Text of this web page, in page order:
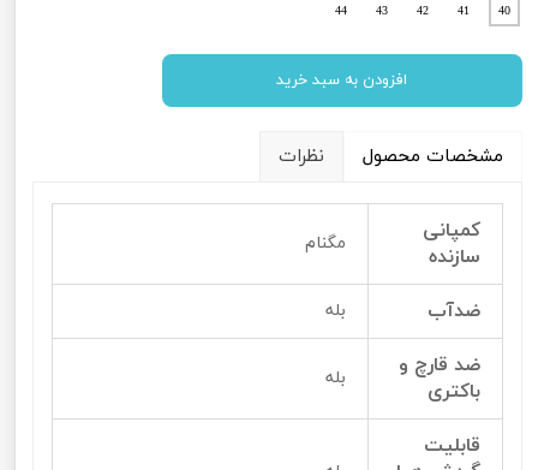
40
41
42
43
44
افزودن به سبد خرید
مشخصات محصول نظرات
کمپانی
سازنده
مگنام
ضدآب بله
ضد قارچ و
باکتری
بله
قابلیت